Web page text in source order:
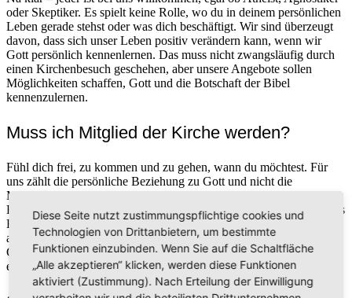
oder Skeptiker. Es spielt keine Rolle, wo du in deinem persönlichen
Leben gerade stehst oder was dich beschäftigt. Wir sind überzeugt
davon, dass sich unser Leben positiv verändern kann, wenn wir
Gott persönlich kennenlernen. Das muss nicht zwangsläufig durch
einen Kirchenbesuch geschehen, aber unsere Angebote sollen
Möglichkeiten schaffen, Gott und die Botschaft der Bibel
kennenzulernen.
Muss ich Mitglied der Kirche werden?
Fühl dich frei, zu kommen und zu gehen, wann du möchtest. Für
uns zählt die persönliche Beziehung zu Gott und nicht die
Mitgliedschaft in einer Kirche. Wir haben erlebt, dass das
Engagement in einer Kirche mit den persönlichen Erfahrungen eines
Einzelnen mit Gott zusammenhängt. Weil die Gemeinschaft mit
anderen Gläubigen für uns einen hohen Stellenwert hat und uns im
Glauben stärkt, ist es uns wichtig, unsere Zeit für die Kirche
einzusetzen.
Diese Seite nutzt zustimmungspflichtige cookies und
Technologien von Drittanbietern, um bestimmte
Funktionen einzubinden. Wenn Sie auf die Schaltfläche
„Alle akzeptieren“ klicken, werden diese Funktionen
aktiviert (Zustimmung). Nach Erteilung der Einwilligung